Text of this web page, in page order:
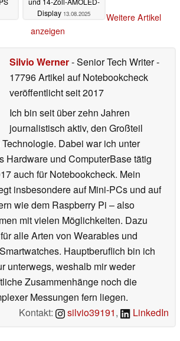
Super X zeigt sich als
Mobilsystem mit AMD
Ryzen AI Max+ 395
Display13.08.2025
Weitere Artikel
anzeigen
Silvio Werner- Senior Tech Writer
17796 Artikel auf Notebookcheck
veröffentlichtseit 2017
Ich bin seit über zehn Jahren
journalistisch aktiv, den Großteil
Dabei war ich unter
Hardware und ComputerBase tätig
auch für Notebookcheck. Mein
insbesondere auf Mini-PCs und auf
wie dem Raspberry Pi – also
mit vielen Möglichkeiten. Dazu
alle Arten von Wearables und
Hauptberuflich bin ich
unterwegs, weshalb mir weder